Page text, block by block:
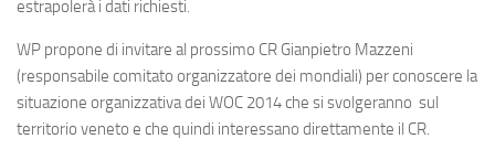
estrapolerà i dati richiesti.
WP propone di invitare al prossimo CR Gianpietro Mazzeni
(responsabile comitato organizzatore dei mondiali) per conoscere la
situazione organizzativa dei WOC 2014 che si svolgeranno sul
territorio veneto e che quindi interessano direttamente il CR.